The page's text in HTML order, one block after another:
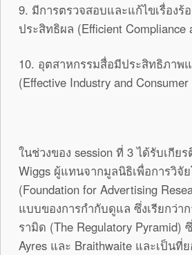
9. มีการตรวจสอบและแก้ไขเรื่องร้
ประสิทธิผล (Efficient Compliance
10. อุตสาหกรรมสื่อมีประสิทธิภาพ
(Effective Industry and
ในช่วงของ session ที่ 3 ได้รับเกีย
Wiggs ผู้แทนจากมูลนิธิเพื่อการวิจั
(Foundation for Advertising
แบบของการกำกับดูแล ซึ่งเรียกว่า
รามิด (The Regulatory
Ayres และ Braithwaite และเป็น